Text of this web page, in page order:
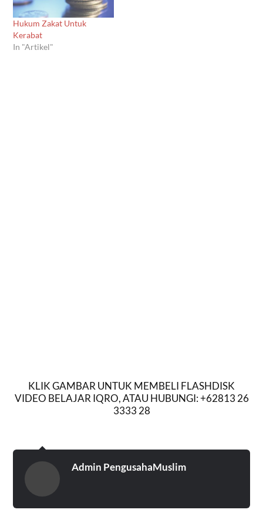
Hukum Zakat Untuk
Kerabat
In "Artikel"
KLIK GAMBAR UNTUK MEMBELI FLASHDISK
VIDEO BELAJAR IQRO, ATAU HUBUNGI: +62813 26
3333 28
Admin PengusahaMuslim